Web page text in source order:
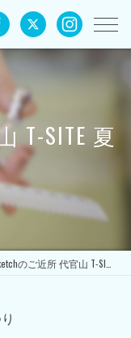
T-SITE 夏
のご近所 代官山 T-SITE 夏まつり